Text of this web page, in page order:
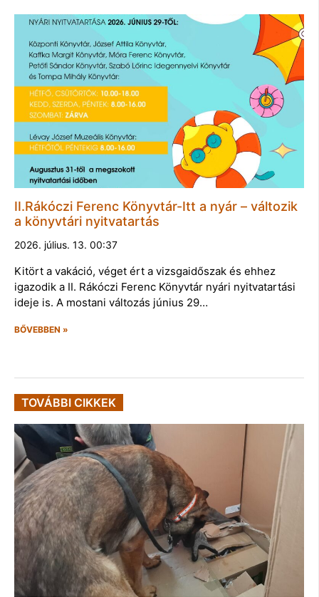
II.Rákóczi Ferenc Könyvtár-Itt a nyár – változik
a könyvtári nyitvatartás
2026. július. 13. 00:37
Kitört a vakáció, véget ért a vizsgaidőszak és ehhez
igazodik a II. Rákóczi Ferenc Könyvtár nyári nyitvatartási
ideje is. A mostani változás június 29…
BŐVEBBEN »
TOVÁBBI CIKKEK